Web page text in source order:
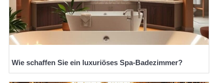
Wie schaffen Sie ein luxuriöses Spa-Badezimmer?